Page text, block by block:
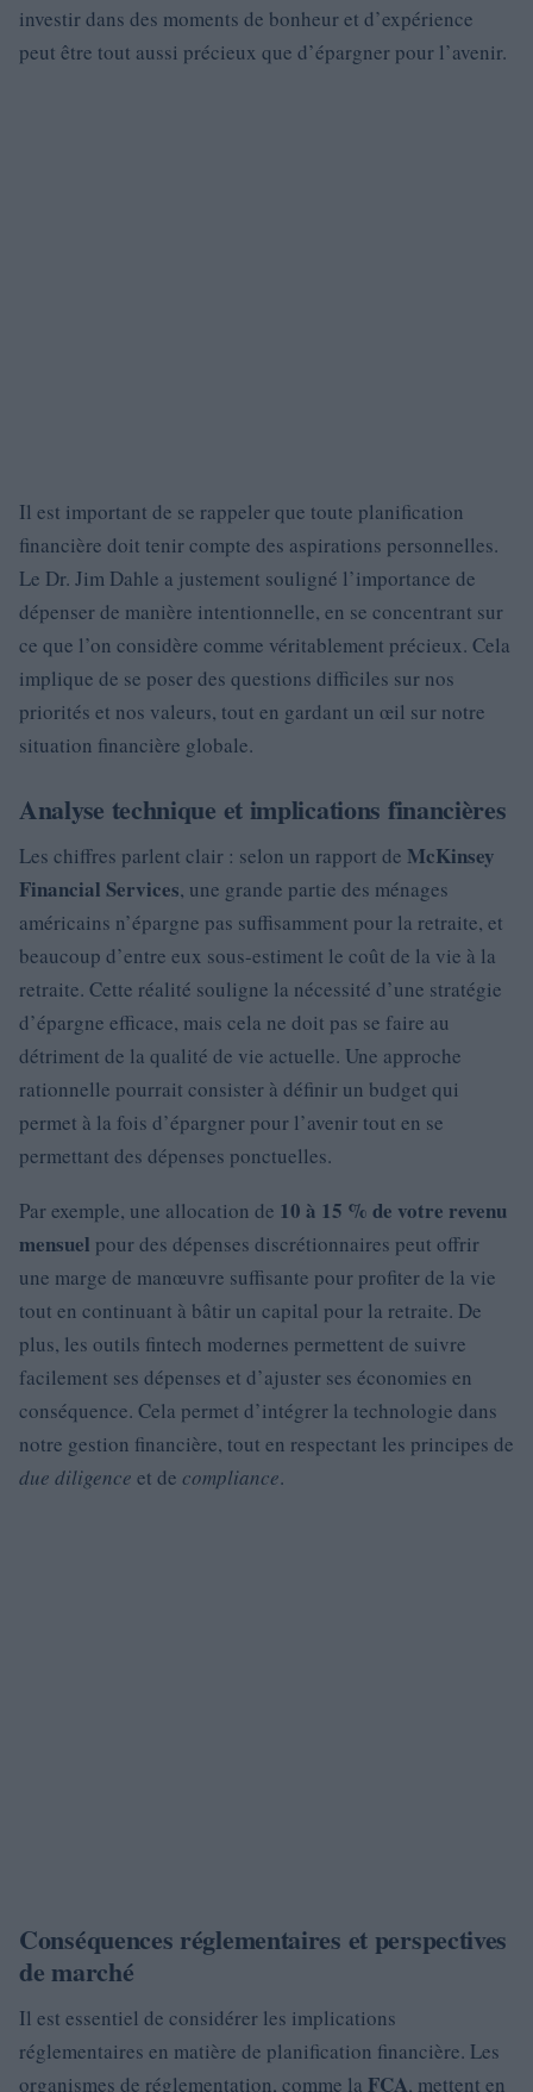
investir dans des moments de bonheur et d’expérience
peut être tout aussi précieux que d’épargner pour l’avenir.
Il est important de se rappeler que toute planification
financière doit tenir compte des aspirations personnelles.
Le Dr. Jim Dahle a justement souligné l’importance de
dépenser de manière intentionnelle, en se concentrant sur
ce que l’on considère comme véritablement précieux. Cela
implique de se poser des questions difficiles sur nos
priorités et nos valeurs, tout en gardant un œil sur notre
situation financière globale.
Analyse technique et implications financières
Les chiffres parlent clair : selon un rapport de McKinsey
Financial Services, une grande partie des ménages
américains n’épargne pas suffisamment pour la retraite, et
beaucoup d’entre eux sous-estiment le coût de la vie à la
retraite. Cette réalité souligne la nécessité d’une stratégie
d’épargne efficace, mais cela ne doit pas se faire au
détriment de la qualité de vie actuelle. Une approche
rationnelle pourrait consister à définir un budget qui
permet à la fois d’épargner pour l’avenir tout en se
permettant des dépenses ponctuelles.
Par exemple, une allocation de 10 à 15 % de votre revenu
mensuel pour des dépenses discrétionnaires peut offrir
une marge de manœuvre suffisante pour profiter de la vie
tout en continuant à bâtir un capital pour la retraite. De
plus, les outils fintech modernes permettent de suivre
facilement ses dépenses et d’ajuster ses économies en
conséquence. Cela permet d’intégrer la technologie dans
notre gestion financière, tout en respectant les principes de
due diligence et de compliance.
Conséquences réglementaires et perspectives
de marché
Il est essentiel de considérer les implications
réglementaires en matière de planification financière. Les
organismes de réglementation, comme la FCA, mettent en